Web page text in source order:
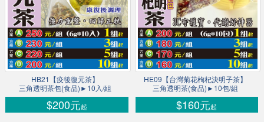
HB21【疫後復元茶】
三角透明茶包(食品)►10入/組
$200元起
HE09【台灣菊花枸杞決明子茶】
三角透明茶(食品)►10包/組
$160元起